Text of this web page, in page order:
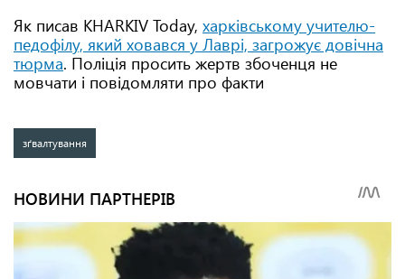
Як писав KHARKIV Today, харківському учителю-
педофілу, який ховався у Лаврі, загрожує довічна
тюрма. Поліція просить жертв збоченця не
мовчати і повідомляти про факти
зґвалтування